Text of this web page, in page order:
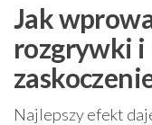
Jak
rozgrywki
Najlepszy efekt